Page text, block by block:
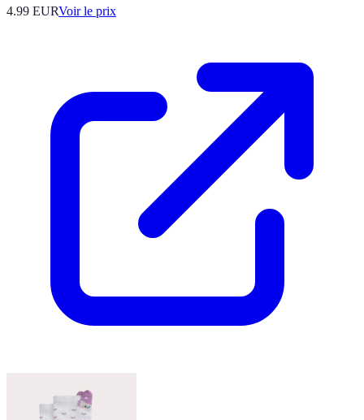
4.99 EURVoir le prix